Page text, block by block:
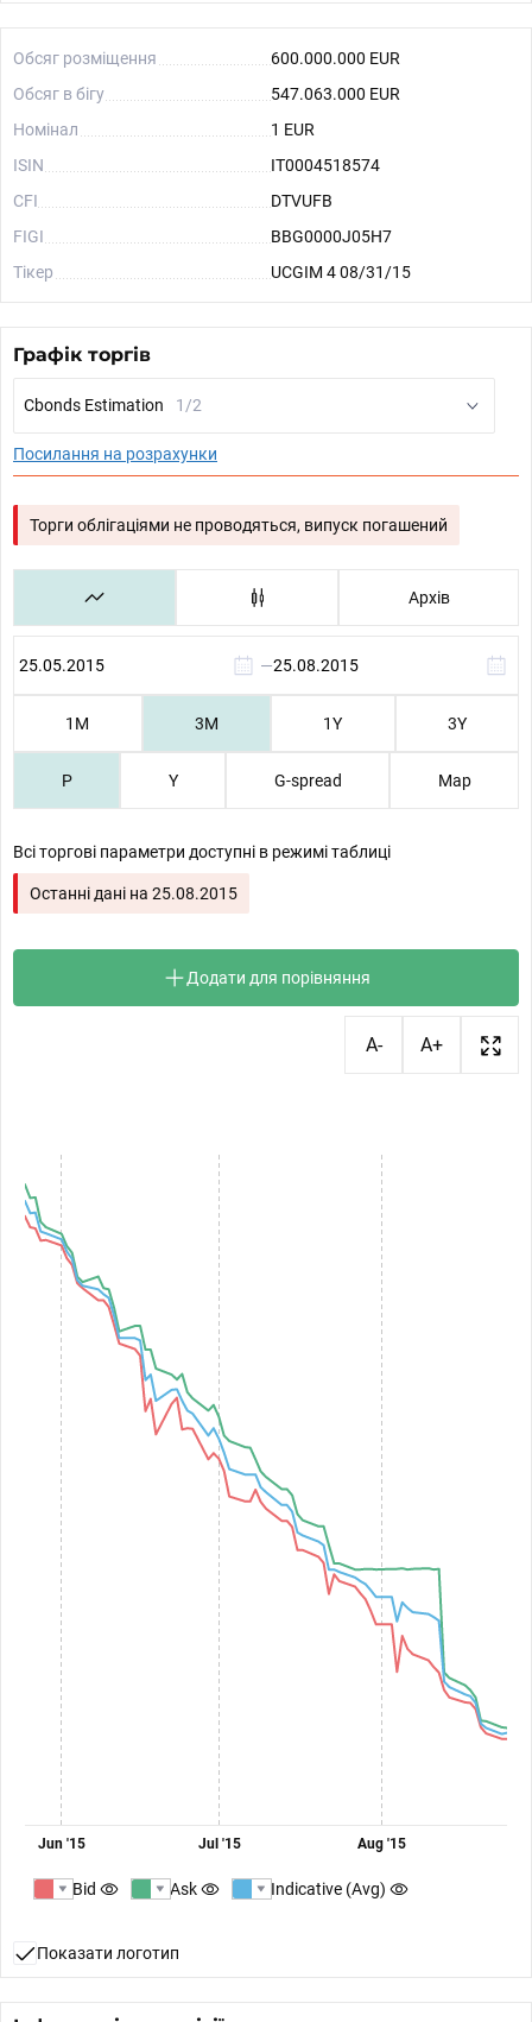
Обсяг розміщення
600.000.000 EUR
Обсяг в бігу
547.063.000 EUR
Номінал
1 EUR
ISIN
IT0004518574
CFI
DTVUFB
FIGI
BBG0000J05H7
Тікер
UCGIM 4 08/31/15
Графік торгів
Cbonds Estimation 1/2
Посилання на розрахунки
Торги облігаціями не проводяться, випуск погашений
Архів
—
1М 3М 1Y 3Y
P Y G-spread Map
Всі торгові параметри доступні в режимі таблиці
Останні дані на 25.08.2015
Додати для порівняння
A- A+
Jun '15 Jul '15 Aug '15
Bid Ask Indicative (Avg)
Показати логотип